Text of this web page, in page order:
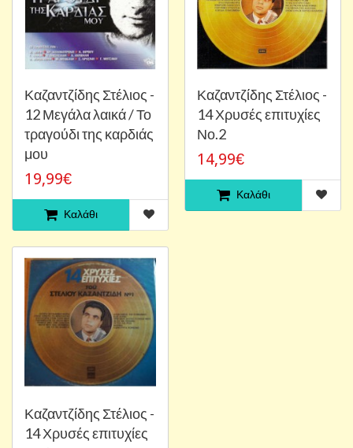
Καζαντζίδης Στέλιος -
12 Μεγάλα λαικά / Το
τραγούδι της καρδιάς
μου
19,99€
Καλάθι
Καζαντζίδης Στέλιος -
14 Χρυσές επιτυχίες
Νο.2
14,99€
Καλάθι
Καζαντζίδης Στέλιος -
14 Χρυσές επιτυχίες